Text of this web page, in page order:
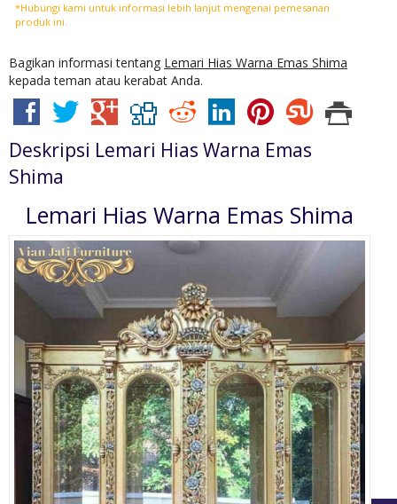
*Hubungi kami untuk informasi lebih lanjut mengenai pemesanan
produk ini.
Bagikan informasi tentang Lemari Hias Warna Emas Shima
kepada teman atau kerabat Anda.
Deskripsi Lemari Hias Warna Emas
Shima
Lemari Hias Warna Emas Shima